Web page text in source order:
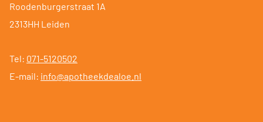
Roodenburgerstraat 1A
2313HH Leiden
Tel: 071-5120502
E-mail: info@apotheekdealoe.nl